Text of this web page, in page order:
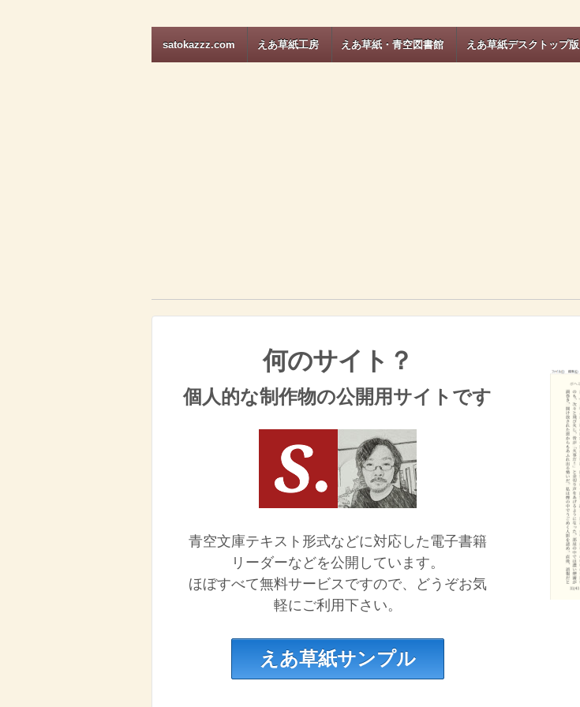
satokazzz.com えあ草紙工房 えあ草紙・青空図書館 えあ草紙デスクトップ版
何のサイト？
個人的な制作物の公開用サイトです
青空文庫テキスト形式などに対応した電子書籍
リーダーなどを公開しています。
ほぼすべて無料サービスですので、どうぞお気
軽にご利用下さい。
えあ草紙サンプル